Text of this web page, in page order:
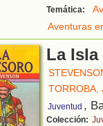
Temática:
Aventuras
La
TORROBA,
Juventud ,
Colección: